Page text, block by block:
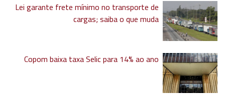
Lei garante frete mínimo no transporte de
cargas; saiba o que muda
Copom baixa taxa Selic para 14% ao ano